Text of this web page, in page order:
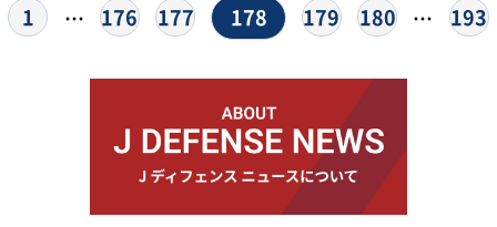
1
… 176 177 178 179 180 … 193